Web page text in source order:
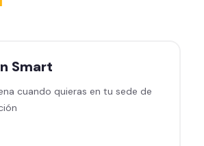
Smart
cuando quieras en tu sede de